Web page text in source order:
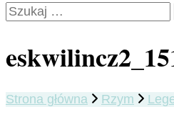
Szukaj:
Strona główna Rzym